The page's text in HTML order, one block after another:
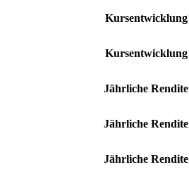
Kursentwicklung
Kursentwicklung
Jährliche Rendite
Jährliche Rendite
Jährliche Rendite